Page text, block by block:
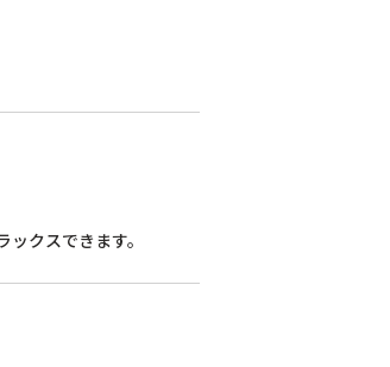
クスできます。